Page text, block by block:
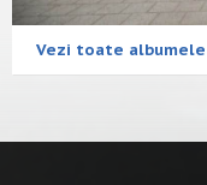
Vezi toate albumele